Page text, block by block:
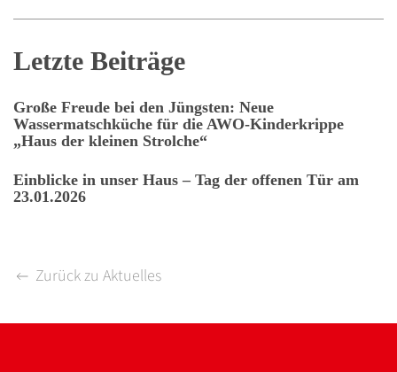
Letzte Beiträge
Große Freude bei den Jüngsten: Neue
Wassermatschküche für die AWO-Kinderkrippe
„Haus der kleinen Strolche“
Einblicke in unser Haus – Tag der offenen Tür am
23.01.2026
Zurück zu Aktuelles